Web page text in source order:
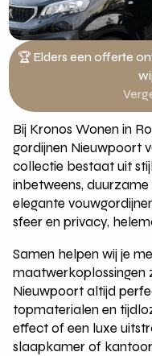
🏆 Elders een offerte
Bij Kronos Wonen in
gordijnen Nieuwpoort
collectie bestaat uit
inbetweens,
elegante
sfeer en privacy,
Samen helpen wij je
maatwerkoplossingen
Nieuwpoort altijd
topmaterialen en
effect of een luxe
slaapkamer of